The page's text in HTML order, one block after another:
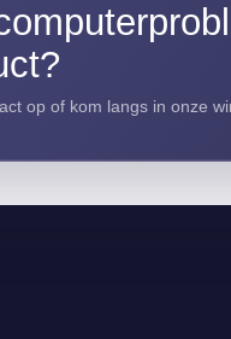
op of kom langs in onze